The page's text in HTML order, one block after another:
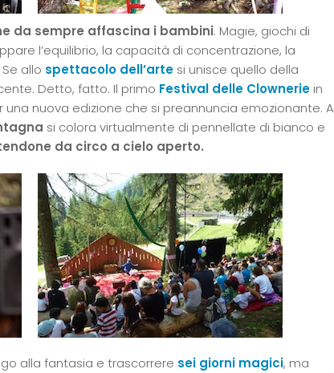
da sempre affascina i bambini. Magie, giochi di
l’equilibrio, la capacità di concentrazione, la
allo spettacolo dell’arte si unisce quello della
Detto, fatto. Il primo Festival delle Clownerie in
nuova edizione che si preannuncia emozionante. A
si colora virtualmente di pennellate di bianco e
da circo a cielo aperto.
alla fantasia e trascorrere sei giorni magici, ma